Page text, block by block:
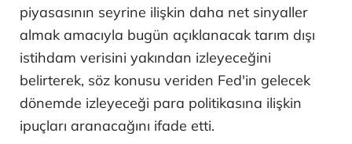
piyasasının seyrine ilişkin daha net sinyaller
almak amacıyla bugün açıklanacak tarım dışı
istihdam verisini yakından izleyeceğini
belirterek, söz konusu veriden Fed'in gelecek
dönemde izleyeceği para politikasına ilişkin
ipuçları aranacağını ifade etti.